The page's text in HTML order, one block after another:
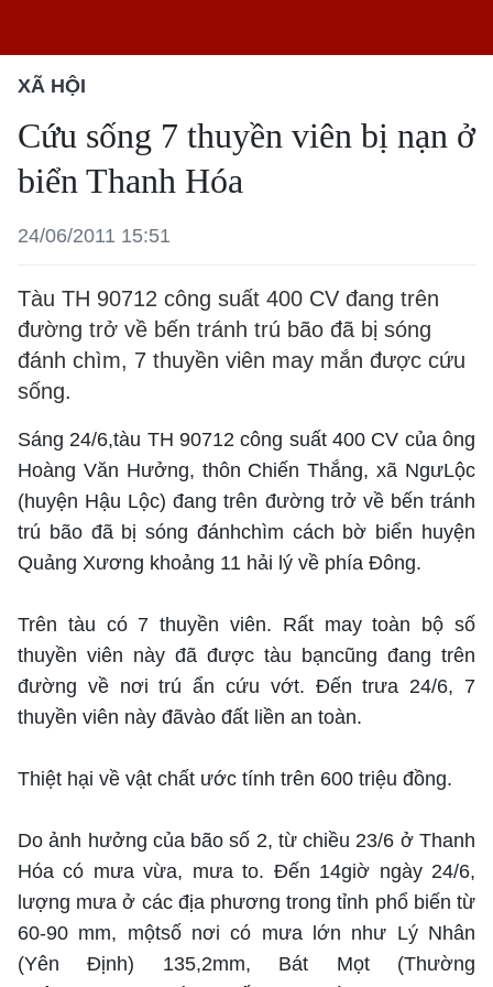
XÃ HỘI
Cứu sống 7 thuyền viên bị nạn ở
biển Thanh Hóa
24/06/2011 15:51
Tàu TH 90712 công suất 400 CV đang trên
đường trở về bến tránh trú bão đã bị sóng
đánh chìm, 7 thuyền viên may mắn được cứu
sống.
Sáng 24/6,tàu TH 90712 công suất 400 CV của ông
Hoàng Văn Hưởng, thôn Chiến Thắng, xã NgưLộc
(huyện Hậu Lộc) đang trên đường trở về bến tránh
trú bão đã bị sóng đánhchìm cách bờ biển huyện
Quảng Xương khoảng 11 hải lý về phía Đông.
Trên tàu có 7 thuyền viên. Rất may toàn bộ số
thuyền viên này đã được tàu bạncũng đang trên
đường về nơi trú ẩn cứu vớt. Đến trưa 24/6, 7
thuyền viên này đãvào đất liền an toàn.
Thiệt hại về vật chất ước tính trên 600 triệu đồng.
Do ảnh hưởng của bão số 2, từ chiều 23/6 ở Thanh
Hóa có mưa vừa, mưa to. Đến 14giờ ngày 24/6,
lượng mưa ở các địa phương trong tỉnh phổ biến từ
60-90 mm, mộtsố nơi có mưa lớn như Lý Nhân
(Yên Định) 135,2mm, Bát Mọt (Thường